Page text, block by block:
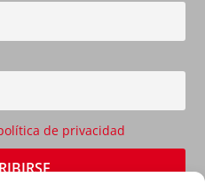
de privacidad